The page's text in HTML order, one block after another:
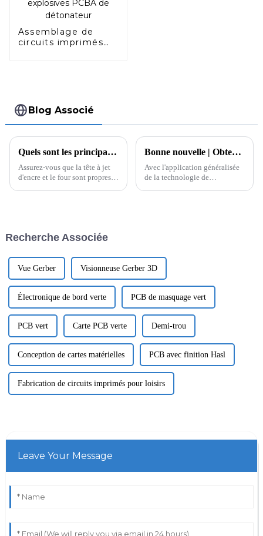
Assemblage de
circuits imprimés
détonateur
Blog Associé
Quels sont les principaux principes de fonctionnement et paramètres techniques du séchage post-jet d’encre sur PCB pour réduire les défauts ?
Assurez-vous que la tête à jet
d'encre et le four sont propres et
Bonne nouvelle | Obtention d'un brevet pour un composant anti-interférence de navigation par satellite
Avec l'application généralisée
de la technologie de
satellite sont devenus l'une des
infrastructures indispensables
de la société moderne.
Recherche Associée
Vue Gerber Visionneuse Gerber 3D
Électronique de bord verte PCB de masquage vert
PCB vert Carte PCB verte Demi-trou
Conception de cartes matérielles PCB avec finition Hasl
Fabrication de circuits imprimés pour loisirs
Leave Your Message